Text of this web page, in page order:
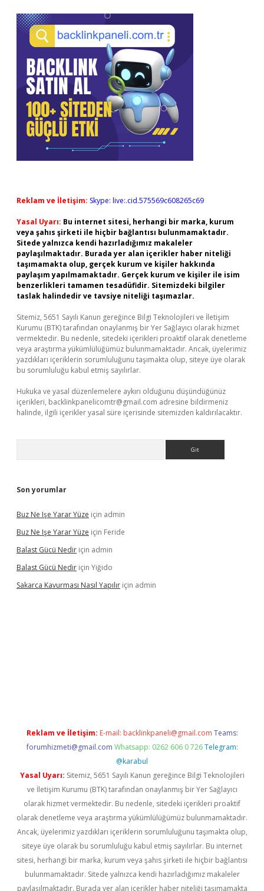
Reklam ve İletişim: Skype: live:.cid.575569c608265c69
Yasal Uyarı: Bu internet sitesi, herhangi bir marka, kurum
veya şahıs şirketi ile hiçbir bağlantısı bulunmamaktadır.
Sitede yalnızca kendi hazırladığımız makaleler
paylaşılmaktadır. Burada yer alan içerikler haber niteliği
taşımamakta olup, gerçek kurum ve kişiler hakkında
paylaşım yapılmamaktadır. Gerçek kurum ve kişiler ile isim
benzerlikleri tamamen tesadüfidir. Sitemizdeki bilgiler
taslak halindedir ve tavsiye niteliği taşımazlar.
Sitemiz, 5651 Sayılı Kanun gereğince Bilgi Teknolojileri ve İletişim
Kurumu (BTK) tarafından onaylanmış bir Yer Sağlayıcı olarak hizmet
vermektedir. Bu nedenle, sitedeki içerikleri proaktif olarak denetleme
veya araştırma yükümlülüğümüz bulunmamaktadır. Ancak, üyelerimiz
yazdıkları içeriklerin sorumluluğunu taşımakta olup, siteye üye olarak
bu sorumluluğu kabul etmiş sayılırlar.
Hukuka ve yasal düzenlemelere aykırı olduğunu düşündüğünüz
içerikleri, backlinkpanelicomtr@gmail.com adresine bildirmeniz
halinde, ilgili içerikler yasal süre içerisinde sitemizden kaldırılacaktır.
Son yorumlar
Buz Ne Işe Yarar Yüze için admin
Buz Ne Işe Yarar Yüze için Feride
Balast Gücü Nedir için admin
Balast Gücü Nedir için Yiğido
Sakarca Kavurması Nasıl Yapılır için admin
Reklam ve İletişim: E-mail: backlinkpaneli@gmail.com Teams:
forumhizmeti@gmail.com Whatsapp: 0262 606 0 726 Telegram:
@karabul
Yasal Uyarı: Sitemiz, 5651 Sayılı Kanun gereğince Bilgi Teknolojileri
ve İletişim Kurumu (BTK) tarafından onaylanmış bir Yer Sağlayıcı
olarak hizmet vermektedir. Bu nedenle, sitedeki içerikleri proaktif
olarak denetleme veya araştırma yükümlülüğümüz bulunmamaktadır.
Ancak, üyelerimiz yazdıkları içeriklerin sorumluluğunu taşımakta olup,
siteye üye olarak bu sorumluluğu kabul etmiş sayılırlar. Bu internet
sitesi, herhangi bir marka, kurum veya şahıs şirketi ile hiçbir bağlantısı
bulunmamaktadır. Sitede yalnızca kendi hazırladığımız makaleler
paylaşılmaktadır. Burada yer alan içerikler haber niteliği taşımamakta